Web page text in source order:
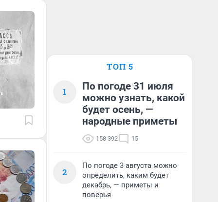
ТОП 5
1
По погоде 31 июля
можно узнать, какой
будет осень, —
народные приметы
158 392 15
2
По погоде 3 августа можно
определить, каким будет
декабрь, — приметы и
поверья